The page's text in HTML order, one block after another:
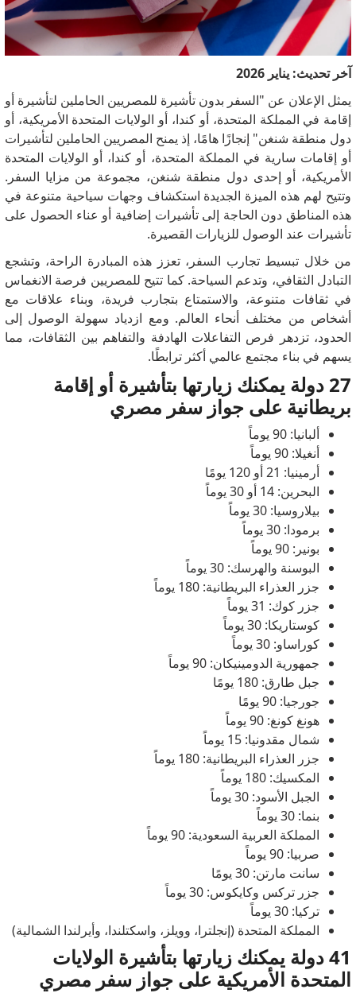
آخر تحديث: يناير 2026
يمثل الإعلان عن "السفر بدون تأشيرة للمصريين الحاملين لتأشيرة أو
إقامة في المملكة المتحدة، أو كندا، أو الولايات المتحدة الأمريكية، أو
دول منطقة شنغن" إنجازًا هامًا، إذ يمنح المصريين الحاملين لتأشيرات
أو إقامات سارية في المملكة المتحدة، أو كندا، أو الولايات المتحدة
الأمريكية، أو إحدى دول منطقة شنغن، مجموعة من مزايا السفر.
وتتيح لهم هذه الميزة الجديدة استكشاف وجهات سياحية متنوعة في
هذه المناطق دون الحاجة إلى تأشيرات إضافية أو عناء الحصول على
تأشيرات عند الوصول للزيارات القصيرة.
من خلال تبسيط تجارب السفر، تعزز هذه المبادرة الراحة، وتشجع
التبادل الثقافي، وتدعم السياحة. كما تتيح للمصريين فرصة الانغماس
في ثقافات متنوعة، والاستمتاع بتجارب فريدة، وبناء علاقات مع
أشخاص من مختلف أنحاء العالم. ومع ازدياد سهولة الوصول إلى
الحدود، تزدهر فرص التفاعلات الهادفة والتفاهم بين الثقافات، مما
يسهم في بناء مجتمع عالمي أكثر ترابطًا.
27 دولة يمكنك زيارتها بتأشيرة أو إقامة
بريطانية على جواز سفر مصري
ألبانيا: 90 يوماً
أنغيلا: 90 يوماً
أرمينيا: 21 أو 120 يومًا
البحرين: 14 أو 30 يوماً
بيلاروسيا: 30 يوماً
برمودا: 30 يوماً
بونير: 90 يوماً
البوسنة والهرسك: 30 يوماً
جزر العذراء البريطانية: 180 يوماً
جزر كوك: 31 يوماً
كوستاريكا: 30 يوماً
كوراساو: 30 يوماً
جمهورية الدومينيكان: 90 يوماً
جبل طارق: 180 يومًا
جورجيا: 90 يومًا
هونغ كونغ: 90 يوماً
شمال مقدونيا: 15 يوماً
جزر العذراء البريطانية: 180 يوماً
المكسيك: 180 يوماً
الجبل الأسود: 30 يوماً
بنما: 30 يوماً
المملكة العربية السعودية: 90 يوماً
صربيا: 90 يوماً
سانت مارتن: 30 يومًا
جزر تركس وكايكوس: 30 يوماً
تركيا: 30 يوماً
المملكة المتحدة (إنجلترا، وويلز، واسكتلندا، وأيرلندا الشمالية)
41 دولة يمكنك زيارتها بتأشيرة الولايات
المتحدة الأمريكية على جواز سفر مصري